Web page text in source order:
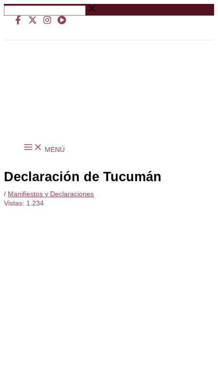
Ir
al
contenido
Buscar
…
MENÚ
Declaración de Tucumán
/ Manifiestos y Declaraciones
Vistas: 1.234